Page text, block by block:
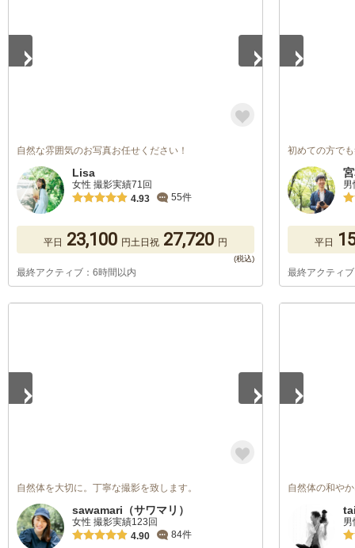
自然な雰囲気のお写真お任せください！
Lisa
女性 撮影実績71回
4.93
55件
平日 23,100 円土日祝 27,720 円
最終アクティブ：6時間以内
初めての方で
平日
最終アクティ
自然体を大切に。丁寧な撮影を致します。
sawamari（サワマリ）
女性 撮影実績123回
4.90
84件
自然体の和や